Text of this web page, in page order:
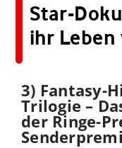
Star-
ihr
3) Fantasy-
Trilogie –
der Ringe-